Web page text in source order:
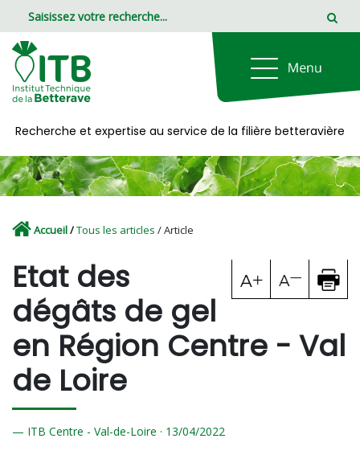
Recherche et expertise au service de la filière betteravière
Accueil/Tous les articles / Article
Etat des
dégâts de gel
en Région Centre - Val
de Loire
ITB Centre - Val-de-Loire · 13/04/2022
Panneau de gestion des cookies